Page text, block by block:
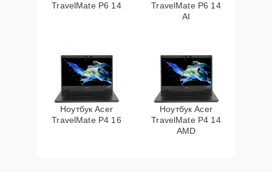
TravelMate P6 14
TravelMate P6 14
AI
Ноутбук Acer
TravelMate P4 16
Ноутбук Acer
TravelMate P4 14
AMD